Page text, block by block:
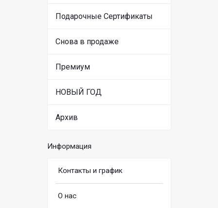
Подарочные Сертификаты
Снова в продаже
Премиум
НОВЫЙ ГОД
Архив
Информация
Контакты и график
О нас